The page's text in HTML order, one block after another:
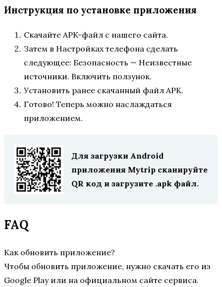
Инструкция по установке приложения
Скачайте APK-файл с нашего сайта.
Затем в Настройках телефона сделать
следующее: Безопасность — Неизвестные
источники. Включить ползунок.
Установить ранее скачанный файл APK.
Готово! Теперь можно наслаждаться
приложением.
Для загрузки Android
приложения Mytrip сканируйте
QR код и загрузите .apk файл.
FAQ
Как обновить приложение?
Чтобы обновить приложение, нужно скачать его из
Google Play или на официальном сайте сервиса.